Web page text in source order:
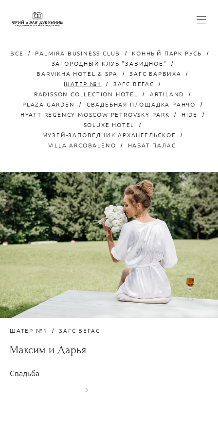
ВСЕ PALMIRA BUSINESS CLUB
КОННЫЙ ПАРК РУСЬ
ЗАГОРОДНЫЙ КЛУБ "ЗАВИДНОЕ"
BARVIKHA HOTEL & SPA
ЗАГС БАРВИХА
ШАТЕР №1
ЗАГС ВЕГАС
RADISSON COLLECTION HOTEL
ARTILAND
PLAZA GARDEN
СВАДЕБНАЯ ПЛОЩАДКА РАНЧО
HYATT REGENCY MOSCOW PETROVSKY PARK
HIDE
SOLUXE HOTEL
МУЗЕЙ-ЗАПОВЕДНИК АРХАНГЕЛЬСКОЕ
VILLA ARCOBALENO
НАБАТ ПАЛАС
ШАТЕР №1 ЗАГС ВЕГАС
Максим и Дарья
Свадьба